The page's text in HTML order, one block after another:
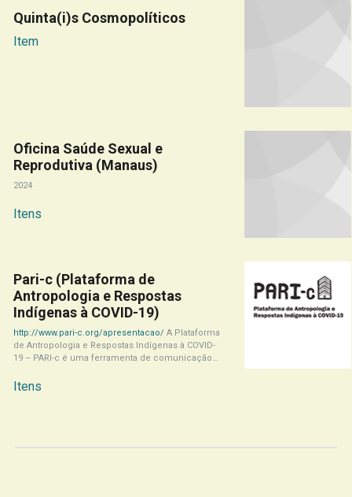
Quinta(i)s Cosmopolíticos
Item
Oficina Saúde Sexual e
Reprodutiva (Manaus)
2024
Itens
Pari-c (Plataforma de
Antropologia e Respostas
Indígenas à COVID-19)
http://www.pari-c.org/apresentacao/ A Plataforma
de Antropologia e Respostas Indígenas à COVID-
19 – PARI-c é uma ferramenta de comunicação
Itens